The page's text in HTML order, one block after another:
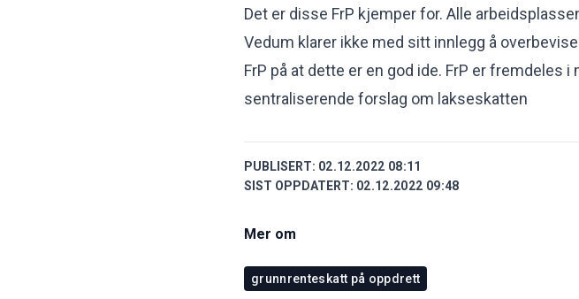
Det er disse FrP kjemper for. Alle
Vedum klarer ikke med sitt innlegg å
FrP på at dette er en god ide. FrP er fremdeles
sentraliserende forslag om lakseskatten
PUBLISERT: 02.12.2022 08:11
SIST OPPDATERT: 02.12.2022 09:48
Mer om
grunnrenteskatt på oppdrett